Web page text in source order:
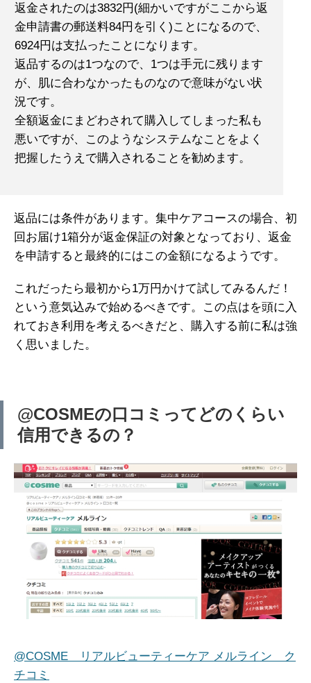
返金されたのは3832円(細かいですがここから返
金申請書の郵送料84円を引く)ことになるので、
6924円は支払ったことになります。
返品するのは1つなので、1つは手元に残ります
が、肌に合わなかったものなので意味がない状
況です。
全額返金にまどわされて購入してしまった私も
悪いですが、このようなシステムなことをよく
把握したうえで購入されることを勧めます。
返品には条件があります。集中ケアコースの場合、初
回お届け1箱分が返金保証の対象となっており、返金
を申請すると最終的にはこの金額になるようです。
これだったら最初から1万円かけて試してみるんだ！
という意気込みで始めるべきです。この点はを頭に入
れておき利用を考えるべきだと、購入する前に私は強
く思いました。
@COSMEの口コミってどのくらい
信用できるの？
@COSME リアルビューティーケア メルライン ク
チコミ